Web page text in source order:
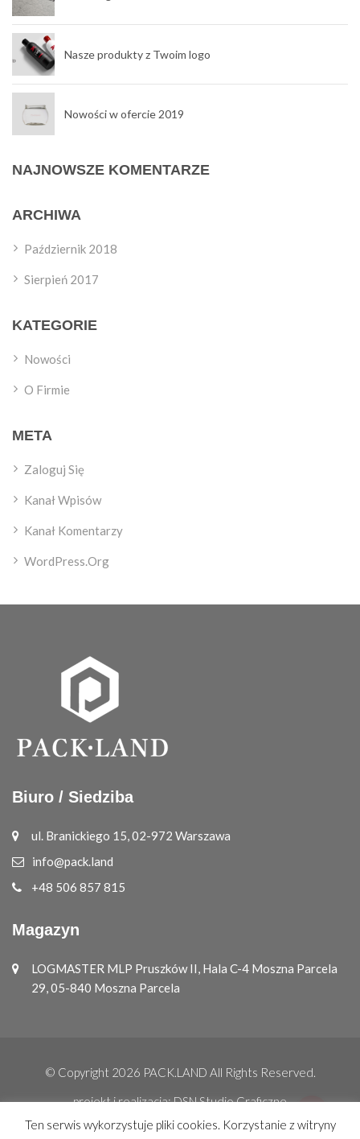
Nasze produkty z Twoim logo
Nowości w ofercie 2019
NAJNOWSZE KOMENTARZE
ARCHIWA
Październik 2018
Sierpień 2017
KATEGORIE
Nowości
O Firmie
META
Zaloguj Się
Kanał Wpisów
Kanał Komentarzy
WordPress.org
Biuro / Siedziba
ul. Branickiego 15, 02-972 Warszawa
info@pack.land
+48 506 857 815
Magazyn
LOGMASTER MLP Pruszków II, Hala C-4 Moszna Parcela
29, 05-840 Moszna Parcela
© Copyright 2026 PACK.LAND All Rights Reserved.
projekt i realizacja:DSN Studio Graficzne
Ten serwis wykorzystuje pliki cookies. Korzystanie z witryny